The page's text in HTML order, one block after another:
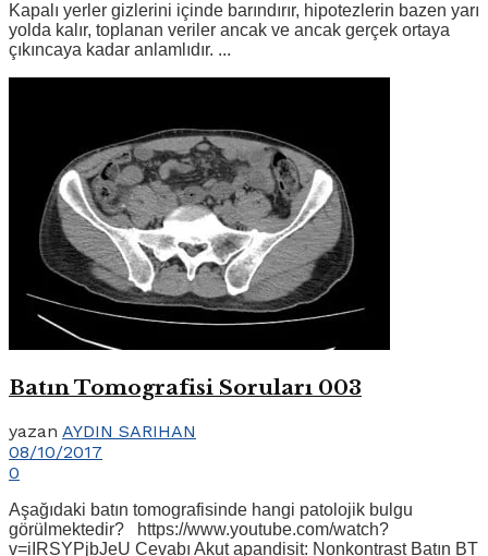
Kapalı yerler gizlerini içinde barındırır, hipotezlerin bazen yarı
yolda kalır, toplanan veriler ancak ve ancak gerçek ortaya
çıkıncaya kadar anlamlıdır. ...
Batın Tomografisi Soruları 003
yazan AYDIN SARIHAN
08/10/2017
0
Aşağıdaki batın tomografisinde hangi patolojik bulgu
görülmektedir? https://www.youtube.com/watch?
v=iIRSYPjbJeU Cevabı Akut apandisit: Nonkontrast Batın BT